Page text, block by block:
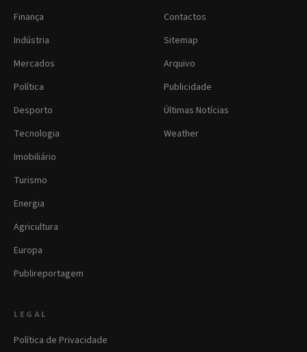
Finança
Indústria
Mercados
Política
Desporto
Tecnologia
Imobiliário
Turismo
Energia
Agricultura
Europa
Publireportagem
Contactos
Sitemap
Arquivo
Publicidade
Últimas Notícias
Weather
LEGAL
Política de Privacidade